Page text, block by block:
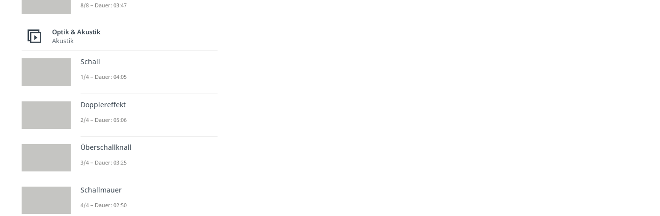
8/8 – Dauer: 03:47
Optik & Akustik
Akustik
Schall
1/4 – Dauer: 04:05
Dopplereffekt
2/4 – Dauer: 05:06
Überschallknall
3/4 – Dauer: 03:25
Schallmauer
4/4 – Dauer: 02:50